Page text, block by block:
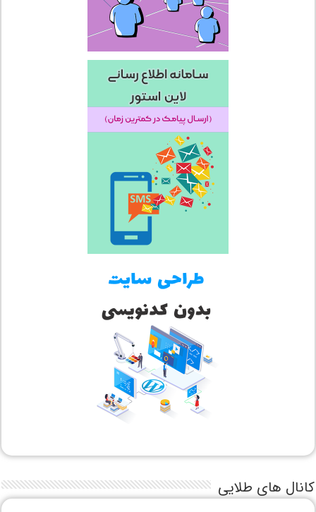
کانال های طلایی